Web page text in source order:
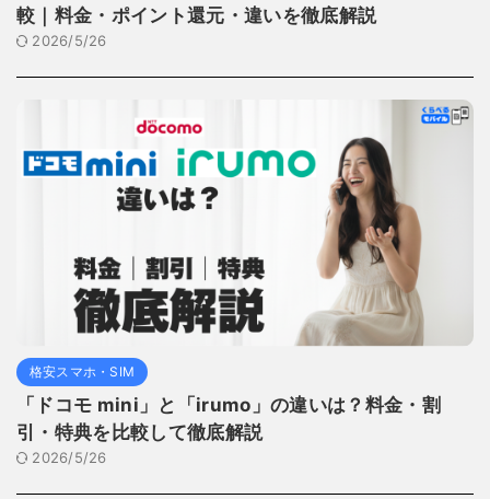
較｜料金・ポイント還元・違いを徹底解説
2026/5/26
格安スマホ・SIM
「ドコモ mini」と「irumo」の違いは？料金・割
引・特典を比較して徹底解説
2026/5/26